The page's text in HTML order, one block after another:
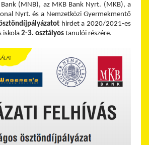
(MNB), az MKB Bank Nyrt. (MKB), a
Nyrt. és a Nemzetközi Gyermekmentő
hirdet a 2020/2021-es
iskola 2-3. osztályos tanulói részére.